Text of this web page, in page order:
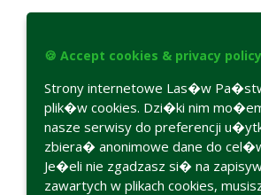
🍪 Accept cookies & privacy
Strony internetowe Las�w
plik�w cookies. Dzi�ki nim
nasze serwisy do preferencji
zbiera� anonimowe dane do
Je�eli nie zgadzasz si� na
zawartych w plikach cookies,